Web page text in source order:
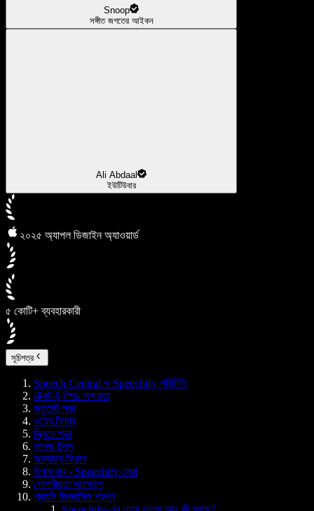
Snoop
সঙ্গীত জগতের আইকন
Ali Abdaal
ইউটিউবার
২০২৫ অ্যাপল ডিজাইন অ্যাওয়ার্ড
৫ কোটি+ ব্যবহারকারী
সূচিপত্র
Speech Central ও Speechify পরিচিতি
টেক্সট-টু-স্পিচ সক্ষমতা
ডকুমেন্ট পড়া
ওয়েব ফিচার
স্ক্রিনে পড়া
নলেজ টুলস
অন্যান্য ফিচার
উপসংহার - Speechify সেরা
গোপনীয়তা সংক্ষেপে
প্রায়ই জিজ্ঞাসিত প্রশ্ন